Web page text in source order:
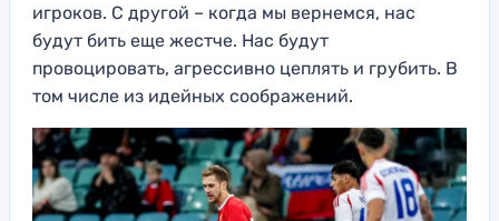
игроков. С другой – когда мы вернемся, нас
будут бить еще жестче. Нас будут
провоцировать, агрессивно цеплять и грубить. В
том числе из идейных соображений.